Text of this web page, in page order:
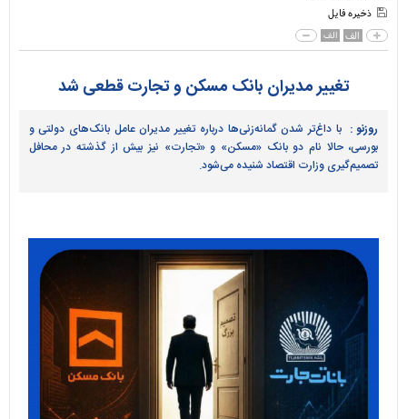
ذخیره فایل
الف الف
تغییر مدیران بانک مسکن و تجارت قطعی شد
روزنو : با داغ‌تر شدن گمانه‌زنی‌ها درباره تغییر مدیران عامل بانک‌های دولتی و
بورسی، حالا نام دو بانک «مسکن» و «تجارت» نیز بیش از گذشته در محافل
تصمیم‌گیری وزارت اقتصاد شنیده می‌شود.‌